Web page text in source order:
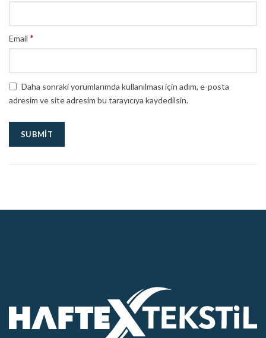
Email *
Daha sonraki yorumlarımda kullanılması için adım, e-posta
adresim ve site adresim bu tarayıcıya kaydedilsin.